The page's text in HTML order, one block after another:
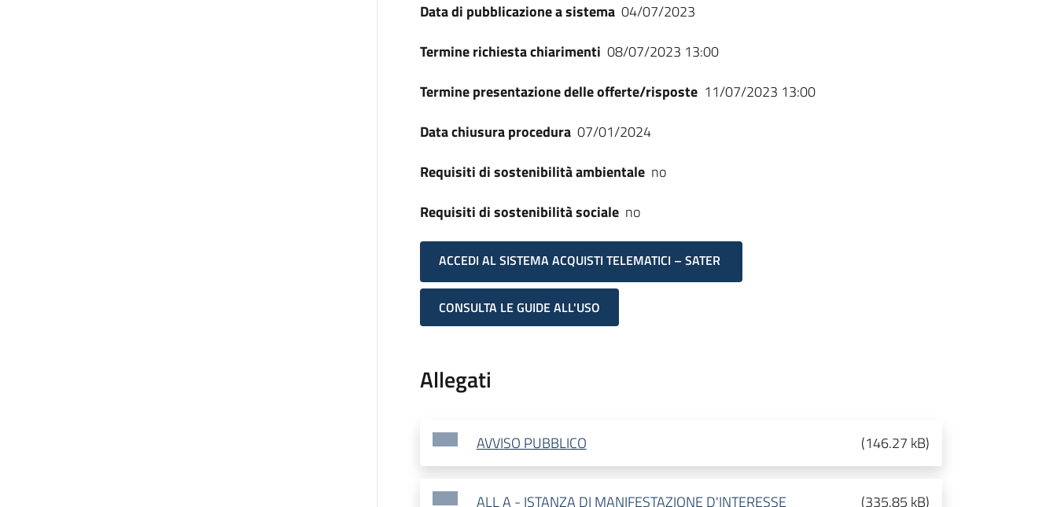
Data di pubblicazione a sistema 04/07/2023
Termine richiesta chiarimenti 08/07/2023 13:00
Termine presentazione delle offerte/risposte 11/07/2023 13:00
Data chiusura procedura 07/01/2024
Requisiti di sostenibilità ambientale no
Requisiti di sostenibilità sociale no
ACCEDI AL SISTEMA ACQUISTI TELEMATICI – SATER
CONSULTA LE GUIDE ALL'USO
Allegati
AVVISO PUBBLICO (146.27 kB)
ALL A - ISTANZA DI MANIFESTAZIONE D'INTERESSE (335.85 kB)